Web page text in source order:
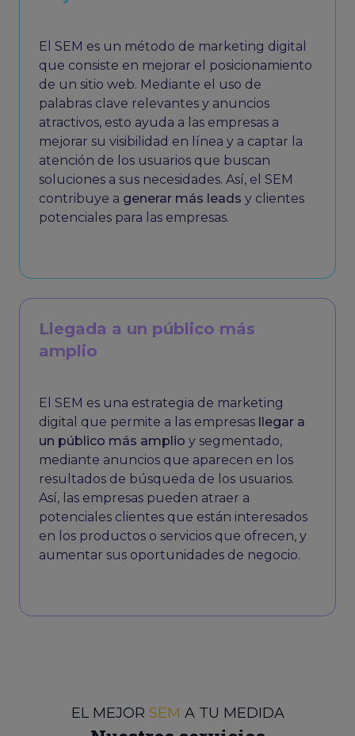
El SEM es un método de marketing digital
que consiste en mejorar el posicionamiento
de un sitio web. Mediante el uso de
palabras clave relevantes y anuncios
atractivos, esto ayuda a las empresas a
mejorar su visibilidad en línea y a captar la
atención de los usuarios que buscan
soluciones a sus necesidades. Así, el SEM
contribuye a generar más leads y clientes
potenciales para las empresas.
Llegada a un público más
amplio
El SEM es una estrategia de marketing
digital que permite a las empresas llegar a
un público más amplio y segmentado,
mediante anuncios que aparecen en los
resultados de búsqueda de los usuarios.
Así, las empresas pueden atraer a
potenciales clientes que están interesados
en los productos o servicios que ofrecen, y
aumentar sus oportunidades de negocio.
EL MEJOR SEM A TU MEDIDA